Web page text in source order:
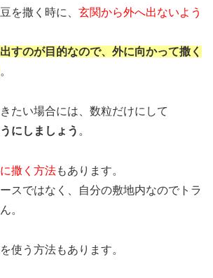
を撒く時に、 玄関から外へ出ないよう
すのが目的なので、外に向かって撒く
。
たい場合には、数粒だけにして
にしましょう 。
撒く方法もあります。
スではなく、自分の敷地内なのでトラ
。
を使う方法もあります。